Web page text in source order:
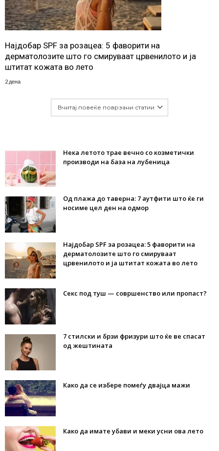
Најдобар SPF за розацеа: 5 фаворити на
дерматолозите што го смируваат црвенилото и ја
штитат кожата во лето
2 дена
Вчитај повеќе поврзани статии
Нека летото трае вечно со козметички
производи на база на лубеница
Од плажа до таверна: 7 аутфити што ќе ги
носиме цел ден на одмор
Најдобар SPF за розацеа: 5 фаворити на
дерматолозите што го смируваат
црвенилото и ја штитат кожата во лето
Секс под туш — совршенство или пропаст?
7 стилски и брзи фризури што ќе ве спасат
од жештината
Како да се избере помеѓу двајца мажи
Како да имате убави и меки усни ова лето